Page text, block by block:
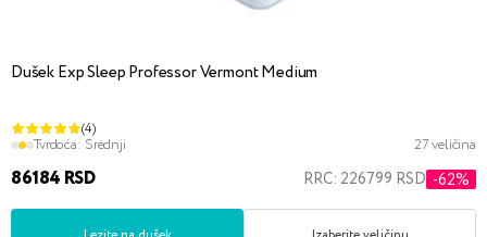
Dušek Exp Sleep Professor Vermont Medium
(4)
Tvrdoća: Srednji 27 veličina
86184 RSD RRC: 226799 RSD -62%